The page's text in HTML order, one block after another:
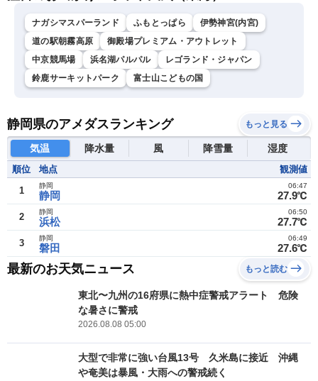
ナガシマスパーランド ふもとっぱら
伊勢神宮(内宮)
道の駅朝霧高原
御殿場プレミアム・アウトレット
中京競馬場
浜名湖パルパル
レゴランド・ジャパン
鈴鹿サーキットパーク
富士山こどもの国
静岡県のアメダスランキング もっと見る
気温 降水量 風 降雪量 湿度
順位 地点 観測値
1 静岡
静岡
27.9℃
06:47
2 浜松
静岡
27.7℃
06:50
3 磐田
静岡
27.6℃
06:49
最新のお天気ニュース もっと読む
東北〜九州の16府県に熱中症警戒アラート 危険
な暑さに警戒
2026.08.08 05:00
大型で非常に強い台風13号 久米島に接近 沖縄
や奄美は暴風・大雨への警戒続く